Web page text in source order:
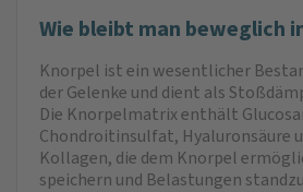
Wie bleibt man beweglich
Knorpel ist ein wesentlicher
der Gelenke und dient als
Die Knorpelmatrix enthält
Chondroitinsulfat, Hyaluronsäure
Kollagen, die dem Knorpel
speichern und Belastungen